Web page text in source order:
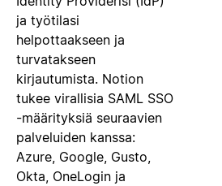
ja työtilasi
helpottaakseen ja
turvatakseen
kirjautumista. Notion
tukee virallisia SAML SSO
-määrityksiä seuraavien
palveluiden kanssa:
Azure, Google, Gusto,
Okta, OneLogin ja